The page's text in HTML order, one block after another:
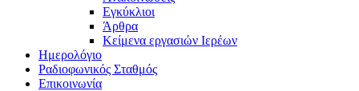
Εγκύκλιοι
Άρθρα
Κείμενα εργασιών Ιερέων
Ημερολόγιο
Ραδιοφωνικός Σταθμός
Επικοινωνία